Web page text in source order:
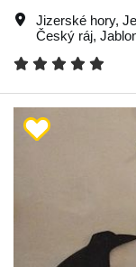
Jizerské hory,
Český ráj,